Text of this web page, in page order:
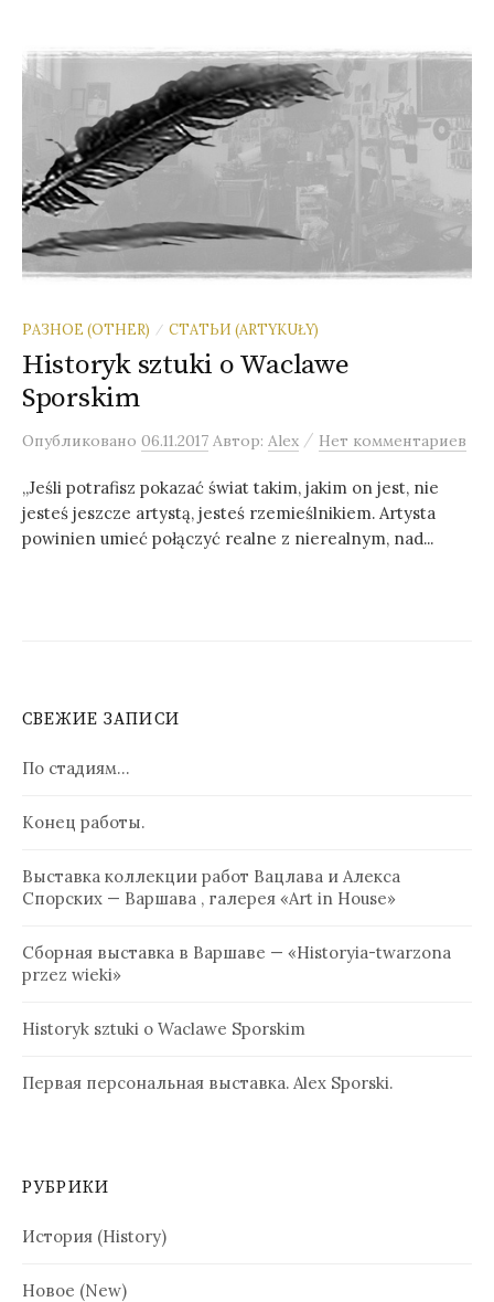
у
т
и
РАЗНОЕ (OTHER) / СТАТЬИ (ARTYKUŁY)
Historyk sztuki o Waclawe
Sporskim
Опубликовано 06.11.2017 Автор: Alex / Нет комментариев
„Jeśli potrafisz pokazać świat takim, jakim on jest, nie
jesteś jeszcze artystą, jesteś rzemieślnikiem. Artysta
powinien umieć połączyć realne z nierealnym, nad...
СВЕЖИЕ ЗАПИСИ
По стадиям…
Конец работы.
Выставка коллекции работ Вацлава и Алекса
Спорских — Варшава , галерея «Art in House»
Сборная выставка в Варшаве — «Historyia-twarzona
przez wieki»
Historyk sztuki o Waclawe Sporskim
Первая персональная выставка. Alex Sporski.
РУБРИКИ
История (History)
Новое (New)